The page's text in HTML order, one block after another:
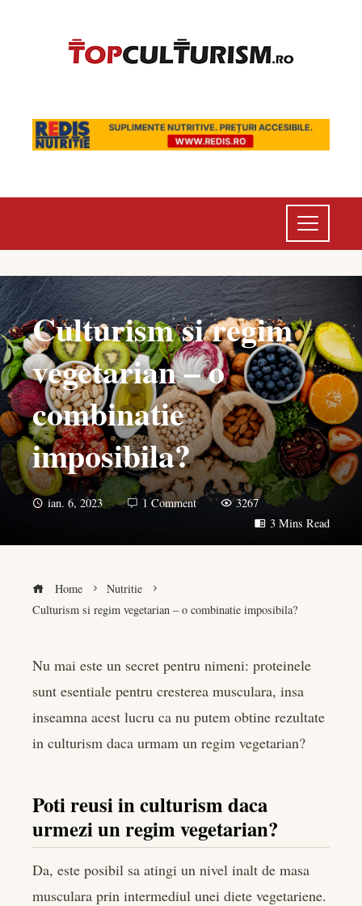
Culturism si regim
vegetarian – o
combinatie
imposibila?
ian. 6, 2023 1 Comment
3267
3 Mins Read
Home
Nutritie
Culturism si regim vegetarian – o combinatie imposibila?
Nu mai este un secret pentru nimeni: proteinele
sunt esentiale pentru cresterea musculara, insa
inseamna acest lucru ca nu putem obtine rezultate
in culturism daca urmam un regim vegetarian?
Poti reusi in culturism daca
urmezi un regim vegetarian?
Da, este posibil sa atingi un nivel inalt de masa
musculara prin intermediul unei diete vegetariene.